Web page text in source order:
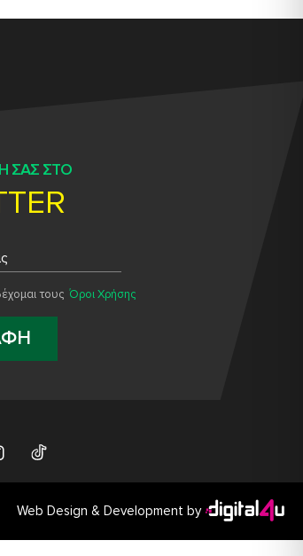
ΣΑΣ ΣΤΟ
τους Όροι Χρήσης
Web Design & Development by